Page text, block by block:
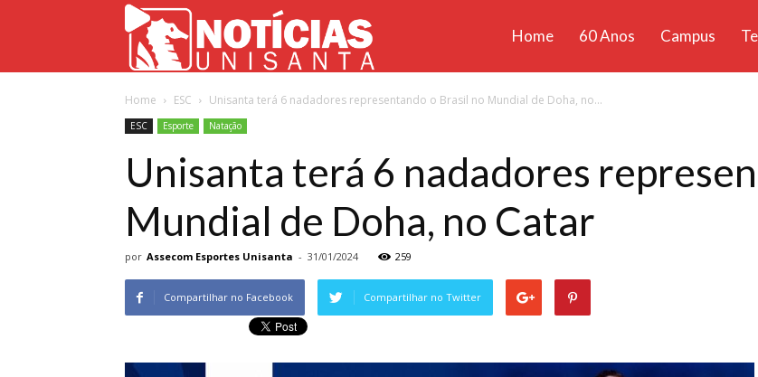
Unisanta
Home 60 Anos Campus
Home ESC Unisanta terá 6 nadadores representando o Brasil no Mundial de Doha, no...
ESC Esporte Natação
Unisanta terá 6 nadadores
Mundial de Doha, no Catar
por Assecom Esportes Unisanta - 31/01/2024 259
Compartilhar no Facebook Compartilhar no Twitter